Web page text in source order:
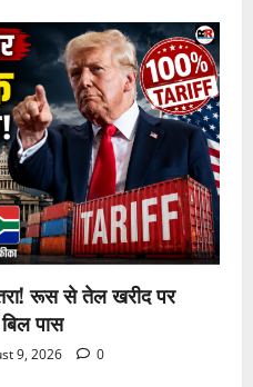
रूस से तेल खरीद पर
पास
9, 2026 0